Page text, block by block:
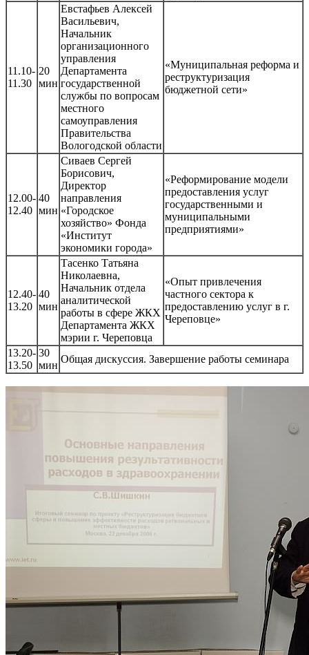
11.10-
11.30
20
мин
Евстафьев Алексей
Васильевич,
Начальник
организационного
управления
Департамента
государственной
службы по вопросам
местного
самоуправления
Правительства
Вологодской области
«Муниципальная реформа и
реструктуризация
бюджетной сети»
12.00-
12.40
40
мин
Сиваев Сергей
Борисович,
Директор
направления
«Городское
хозяйство» Фонда
«Институт
экономики города»
«Реформирование модели
предоставления услуг
государственными и
муниципальными
предприятиями»
12.40-
13.20
40
мин
Тасенко Татьяна
Николаевна,
Начальник отдела
аналитической
работы в сфере ЖКХ
Департамента ЖКХ
мэрии г. Череповца
«Опыт привлечения
частного сектора к
предоставлению услуг в г.
Череповце»
13.20-
13.50
30
мин
Общая дискуссия. Завершение работы семинара